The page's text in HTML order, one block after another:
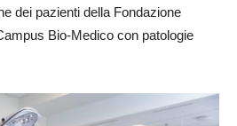
dei pazienti della Fondazione
Bio-Medico con patologie